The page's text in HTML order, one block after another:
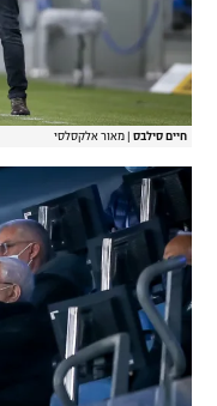
חיים סילבס מאור אלקסלסי